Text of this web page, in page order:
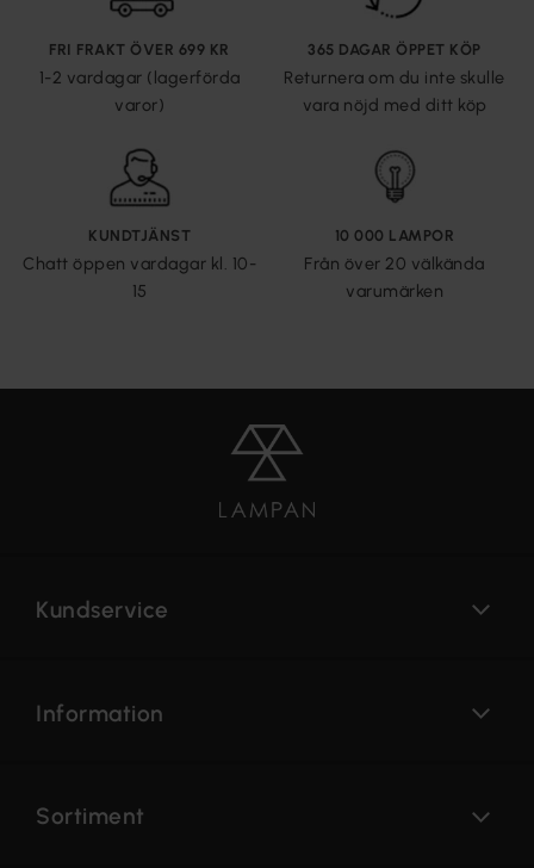
FRI FRAKT ÖVER 699 KR
1-2 vardagar (lagerförda
varor)
365 DAGAR ÖPPET KÖP
Returnera om du inte skulle
vara nöjd med ditt köp
KUNDTJÄNST
Chatt öppen vardagar kl. 10-
15
10 000 LAMPOR
Från över 20 välkända
varumärken
Kundservice
Information
Sortiment